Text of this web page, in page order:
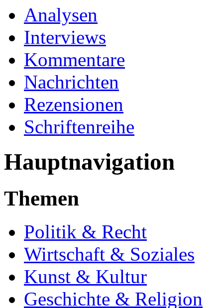
Analysen
Interviews
Kommentare
Nachrichten
Rezensionen
Schriftenreihe
Hauptnavigation
Themen
Politik & Recht
Wirtschaft & Soziales
Kunst & Kultur
Geschichte & Religion